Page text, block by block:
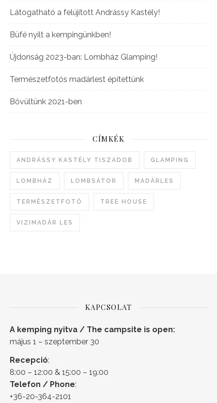
Látogatható a felújított Andrássy Kastély!
Büfé nyílt a kempingünkben!
Újdonság 2023-ban: Lombház Glamping!
Természetfotós madárlest építettünk
Bővültünk 2021-ben
CÍMKÉK
ANDRÁSSY KASTÉLY TISZADOB GLAMPING
LOMBHÁZ LOMBSÁTOR MADÁRLES
TERMÉSZETFOTÓ TREE HOUSE
VIZIMADÁR LES
KAPCSOLAT
A kemping nyitva / The campsite is open:
május 1 – szeptember 30
Recepció:
8:00 – 12:00 & 15:00 – 19:00
Telefon / Phone:
+36-20-364-2101